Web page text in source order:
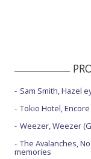
Sam Smith, Hazel
Tokio Hotel, Encore
Weezer, Weezer
The Avalanches,
memories